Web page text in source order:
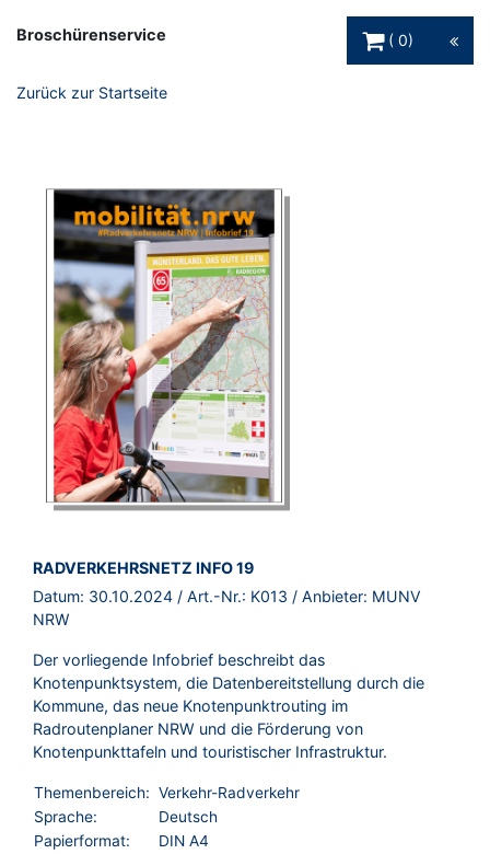
Broschürenservice
0
Zurück zur Startseite
BROSCHÜRE:
RADVERKEHRSNETZ INFO 19
Datum: 30.10.2024 / Art.-Nr.: K013 / Anbieter: MUNV
NRW
Der vorliegende Infobrief beschreibt das
Knotenpunktsystem, die Datenbereitstellung durch die
Kommune, das neue Knotenpunktrouting im
Radroutenplaner NRW und die Förderung von
Knotenpunkttafeln und touristischer Infrastruktur.
Themenbereich: Verkehr-Radverkehr
Sprache:
Deutsch
Papierformat:
DIN A4